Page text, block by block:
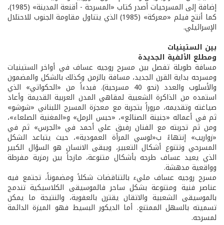
إضافة إلى المسرحيات أصدر كتاب «المسرحة - أقنعة المدينة» (1985)،
كما أنتج فيلم «معركة» (1985) الذي يتناول مقاومة الجنوب للاحتلال
الإسرائيلي.
بين الستينيات
ومطلع الألفية الجديدة
مسافة طويلة تفصل بين مسرح روجيه عساف في أواخر الستينيات
ومسرحه بداية القرن الجديد، مسافة بالزمن وكذلك بالشكل والمضمون
والأسلوب والعدد (نحو 40 مسرحية). فبدءاً من «الحكواتي» الذي
استمده من الذاكرة الشعبية لمقاهي المدن العربية القديمة وأعاد
صياغته وتقديمه، مروراً بتجربة مع معجزة المسرح اللبناني «شوشو»
ثم في أعماله «جنينة الصنائع»، «حبس الرمل» و«المغنية الصلعاء»،
ومن ثم تجربته مع الفنان رفيق علي أحمد في «الجرس» ثم في
«زواريب» إنتهاءً ب«لوسي المرأة العمودية»، حيث يتباعد الشكل
المسرحي وتتنوع أشكال التعبير، ويبقى الانسان هو السؤال الكبير
الذي يعيد عساف طرحه بأشكال متنوعة، مازجاً بين رمزية مفرطة
وواقعية مدهشة.
مسرح روجيه عساف مليء بالتناقضات شكلاً ومضموناً، تجتمع فيه
عناصر فنية ومتنوعة بشكل ساحر فالموسيقى الكلاسيكية تندمج
بالموسيقى الشعبية والاتقان يقترن بالعفوية، والنتيجة ما يمكن
تسميته بالسهل الممتنع. أما الديكور البسيط فهو الميزة الدائمة
لمسرحه.